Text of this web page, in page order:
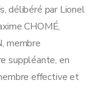
délibéré par Lionel
CHOMÉ,
membre
suppléante, en
effective et